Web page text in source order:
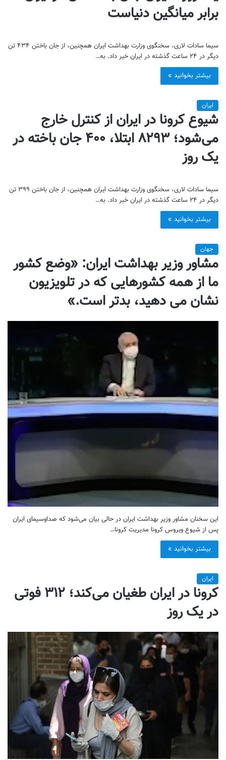
برابر میانگین دنیاست
سیما سادات لاری، سخنگوی وزارت بهداشت ایران همچنین، از جان باختن ۴۳۴ تن
دیگر در ۲۴ ساعت گذشته در ایران خبر داد. به…
بیشتر بخوانید »
ایران
شیوع کرونا در ایران از کنترل خارج
می‌شود؛ ۸۲۹۳ ابتلا، ۴۰۰ جان باخته در
یک روز
سیما سادات لاری، سخنگوی وزارت بهداشت ایران همچنین، از جان باختن ۳۹۹ تن
دیگر در ۲۴ ساعت گذشته در ایران خبر داد. به…
بیشتر بخوانید »
جهان
مشاور وزیر بهداشت ایران: «وضع کشور
ما از همه کشورهایی که در تلویزیون
نشان می دهید، بدتر است.»
این سخنان مشاور وزیر بهداشت ایران در حالی بیان می‌شود که صداوسیمای ایران
پس از شیوع ویروس کرونا مدیریت کرونا…
بیشتر بخوانید »
ایران
کرونا در ایران طغیان می‌کند؛ ۳۱۲ فوتی
در یک روز